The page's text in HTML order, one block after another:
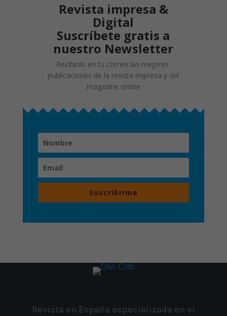
Revista impresa &
Digital
Suscríbete gratis a
nuestro Newsletter
Recibirás en tu correo las mejores
publicaciones de la revista impresa y del
magazine online
Suscribirme
Revista en España especializada en el